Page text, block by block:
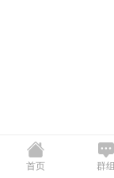
首页 群组